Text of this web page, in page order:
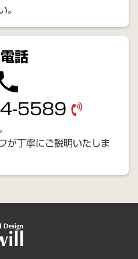
話
5589
が丁寧にご説明いたしま